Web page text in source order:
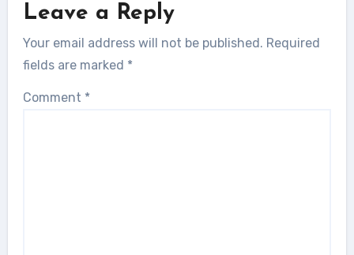
Leave a Reply
Your email address will not be published. Required
fields are marked *
Comment *